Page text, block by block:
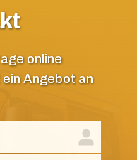
online
Angebot an